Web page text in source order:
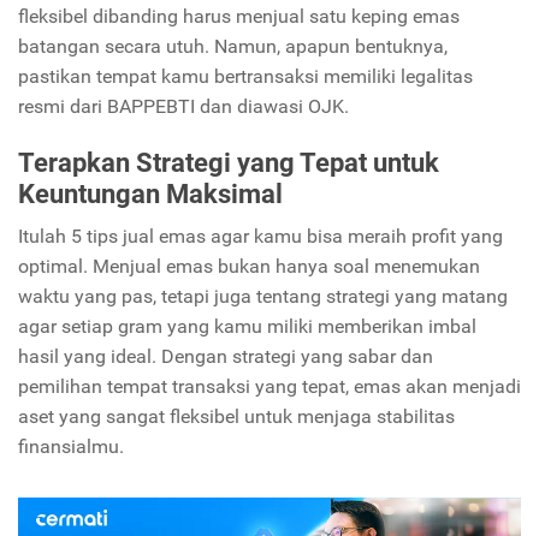
fleksibel dibanding harus menjual satu keping emas
batangan secara utuh. Namun, apapun bentuknya,
pastikan tempat kamu bertransaksi memiliki legalitas
resmi dari BAPPEBTI dan diawasi OJK.
Terapkan Strategi yang Tepat untuk
Keuntungan Maksimal
Itulah 5 tips jual emas agar kamu bisa meraih profit yang
optimal. Menjual emas bukan hanya soal menemukan
waktu yang pas, tetapi juga tentang strategi yang matang
agar setiap gram yang kamu miliki memberikan imbal
hasil yang ideal. Dengan strategi yang sabar dan
pemilihan tempat transaksi yang tepat, emas akan menjadi
aset yang sangat fleksibel untuk menjaga stabilitas
finansialmu.